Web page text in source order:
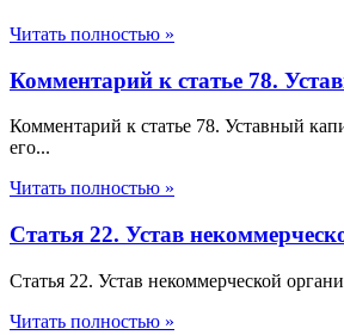
Читать полностью »
Комментарий к статье 78.
Комментарий к статье 78. Уставный
его...
Читать полностью »
Статья 22. Устав
Статья 22. Устав некоммерческой
Читать полностью »